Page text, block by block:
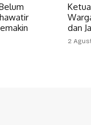
dan
2